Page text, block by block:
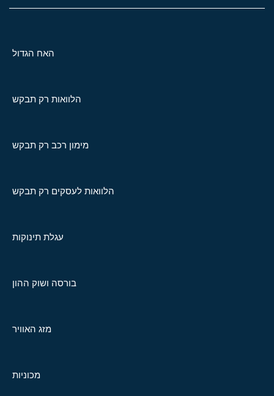
האח הגדול
הלוואות רק תבקש
מימון רכב רק תבקש
הלוואות לעסקים רק תבקש
עגלת תינוקות
בורסה ושוק ההון
מזג האוויר
מכוניות